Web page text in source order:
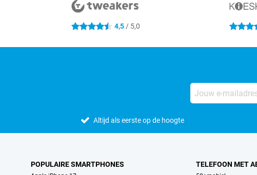
4.5 sterren 4,5/ 5,0 4.6
Altijd als eerste op de hoogte
POPULAIRE SMARTPHONES TELEFOON MET